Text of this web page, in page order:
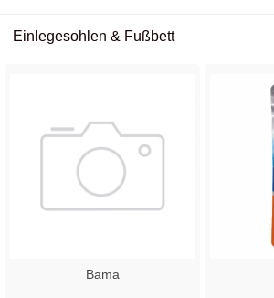
Einlegesohlen & Fußbett
Bama